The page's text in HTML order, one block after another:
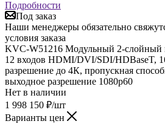
Подробности
Под заказ
Наши менеджеры обязательно
условия заказа
KVC-W51216 Модульный 2-слойный
12 входов HDMI/DVI/SDI/HDBaseT,
разрешение до 4К, пропускная
выходное разрешение 1080p60
Нет в наличии
1 998 150 ₽/шт
Варианты цен